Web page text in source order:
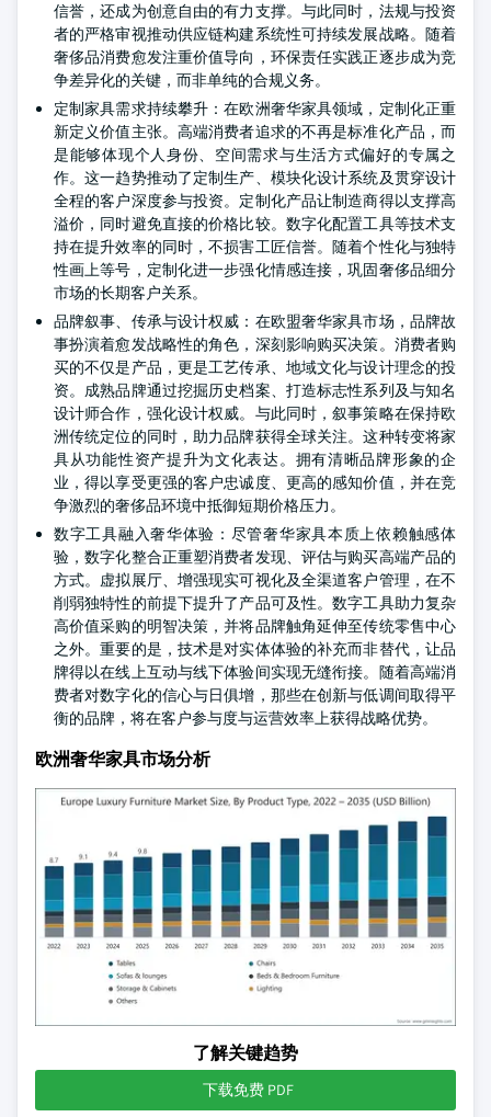
信誉，还成为创意自由的有力支撑。与此同时，法规与投资
者的严格审视推动供应链构建系统性可持续发展战略。随着
奢侈品消费愈发注重价值导向，环保责任实践正逐步成为竞
争差异化的关键，而非单纯的合规义务。
定制家具需求持续攀升：在欧洲奢华家具领域，定制化正重
新定义价值主张。高端消费者追求的不再是标准化产品，而
是能够体现个人身份、空间需求与生活方式偏好的专属之
作。这一趋势推动了定制生产、模块化设计系统及贯穿设计
全程的客户深度参与投资。定制化产品让制造商得以支撑高
溢价，同时避免直接的价格比较。数字化配置工具等技术支
持在提升效率的同时，不损害工匠信誉。随着个性化与独特
性画上等号，定制化进一步强化情感连接，巩固奢侈品细分
市场的长期客户关系。
品牌叙事、传承与设计权威：在欧盟奢华家具市场，品牌故
事扮演着愈发战略性的角色，深刻影响购买决策。消费者购
买的不仅是产品，更是工艺传承、地域文化与设计理念的投
资。成熟品牌通过挖掘历史档案、打造标志性系列及与知名
设计师合作，强化设计权威。与此同时，叙事策略在保持欧
洲传统定位的同时，助力品牌获得全球关注。这种转变将家
具从功能性资产提升为文化表达。拥有清晰品牌形象的企
业，得以享受更强的客户忠诚度、更高的感知价值，并在竞
争激烈的奢侈品环境中抵御短期价格压力。
数字工具融入奢华体验：尽管奢华家具本质上依赖触感体
验，数字化整合正重塑消费者发现、评估与购买高端产品的
方式。虚拟展厅、增强现实可视化及全渠道客户管理，在不
削弱独特性的前提下提升了产品可及性。数字工具助力复杂
高价值采购的明智决策，并将品牌触角延伸至传统零售中心
之外。重要的是，技术是对实体体验的补充而非替代，让品
牌得以在线上互动与线下体验间实现无缝衔接。随着高端消
费者对数字化的信心与日俱增，那些在创新与低调间取得平
衡的品牌，将在客户参与度与运营效率上获得战略优势。
欧洲奢华家具市场分析
了解关键趋势
下载免费 PDF